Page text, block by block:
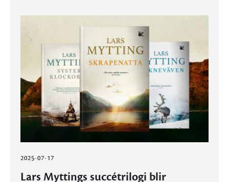
2025-07-17
Lars Myttings succétrilogi blir